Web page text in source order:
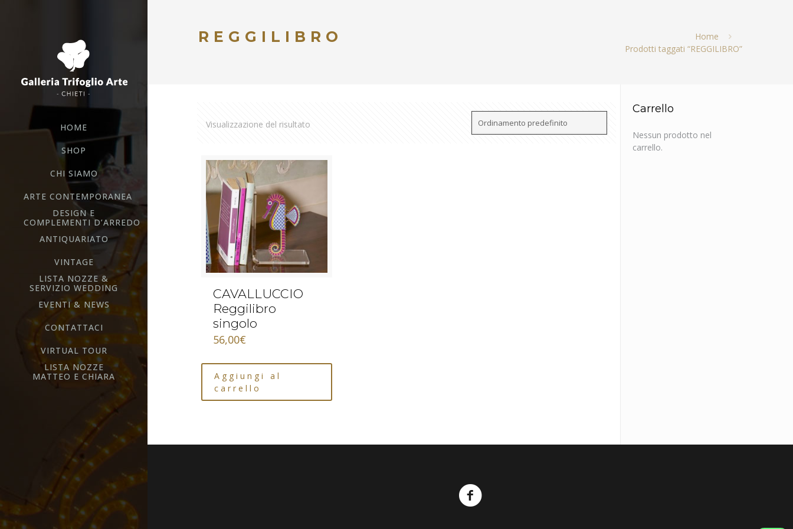
HOME
SHOP
CHI SIAMO
ARTE CONTEMPORANEA
DESIGN E
COMPLEMENTI D’ARREDO
ANTIQUARIATO
VINTAGE
LISTA NOZZE &
SERVIZIO WEDDING
EVENTI & NEWS
CONTATTACI
VIRTUAL TOUR
LISTA NOZZE
MATTEO E CHIARA
REGGILIBRO
Home
Prodotti taggati “REGGILIBRO”
Visualizzazione del risultato
CAVALLUCCIO
Reggilibro
singolo
56,00€
Aggiungi al
carrello
Carrello
Nessun prodotto nel
carrello.